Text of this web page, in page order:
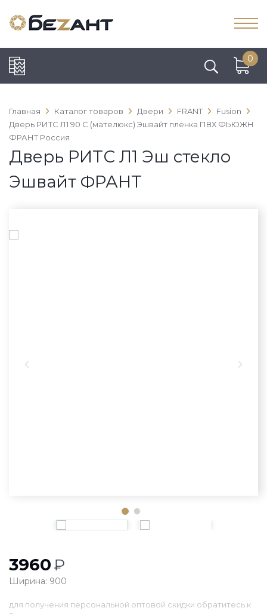
0
Главная Каталог товаров Двери FRANT
Fusion
Дверь РИТС Л1 90 С (мателюкс) Эшвайт пленка ПВХ ФЬЮЖН
ФРАНТ Россия
Дверь РИТС Л1 Эш стекло
Эшвайт ФРАНТ
3960₽
Ширина: 900
для получения персональной оптовой скидки обратитесь к